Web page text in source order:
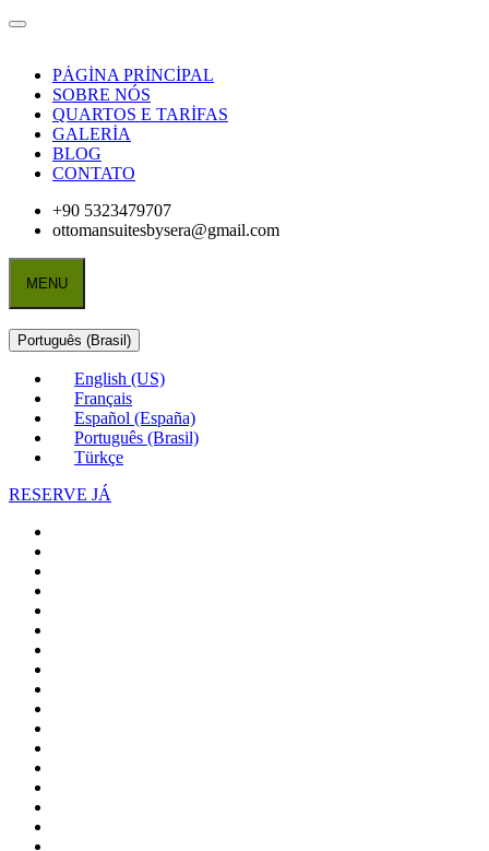
PÁGİNA PRİNCİPAL
SOBRE NÓS
QUARTOS E TARİFAS
GALERİA
BLOG
CONTATO
+90 5323479707
ottomansuitesbysera@gmail.com
MENU
Português (Brasil)
English (US)
Français
Español (España)
Português (Brasil)
Türkçe
RESERVE JÁ